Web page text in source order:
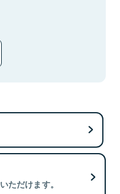
ただけます。